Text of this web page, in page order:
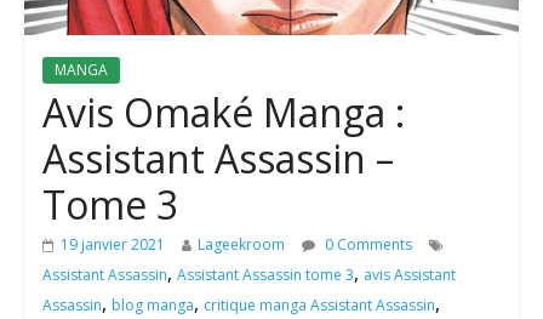
MANGA
Avis Omaké Manga :
Assistant Assassin –
Tome 3
19 janvier 2021 Lageekroom
0 Comments
Assistant Assassin, Assistant Assassin tome 3, avis Assistant
Assassin, blog manga, critique manga Assistant Assassin,